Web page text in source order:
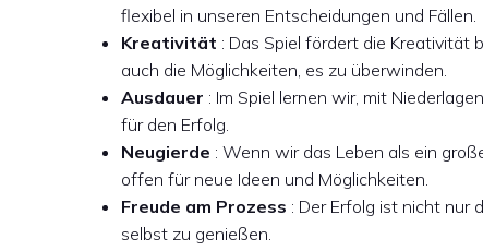
flexibel in unseren Entscheidungen und Fällen.
Kreativität : Das Spiel fördert die Kreativität
auch die Möglichkeiten, es zu überwinden.
Ausdauer : Im Spiel lernen wir, mit
für den Erfolg.
Neugierde : Wenn wir das Leben als ein
offen für neue Ideen und Möglichkeiten.
Freude am Prozess : Der Erfolg ist nicht nur
selbst zu genießen.